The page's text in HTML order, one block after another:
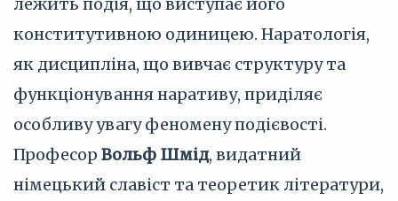
конститутивною одиницею. Наратологія,
як дисципліна, що вивчає структуру та
функціонування наративу, приділяє
особливу увагу феномену подієвості.
Професор Вольф Шмід, видатний
німецький славіст та теоретик літератури,